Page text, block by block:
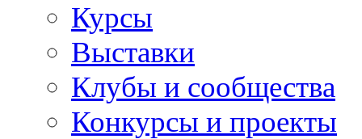
Курсы
Выставки
Клубы и сообщества
Конкурсы и проекты